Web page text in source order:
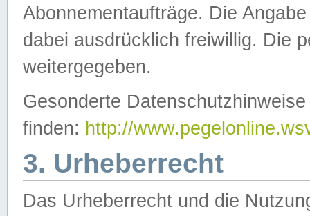
Abonnementaufträge. Die
dabei ausdrücklich freiwillig. Die
weitergegeben.
Gesonderte
finden: http://
3. Urheberrecht
Das Urheberrecht und die